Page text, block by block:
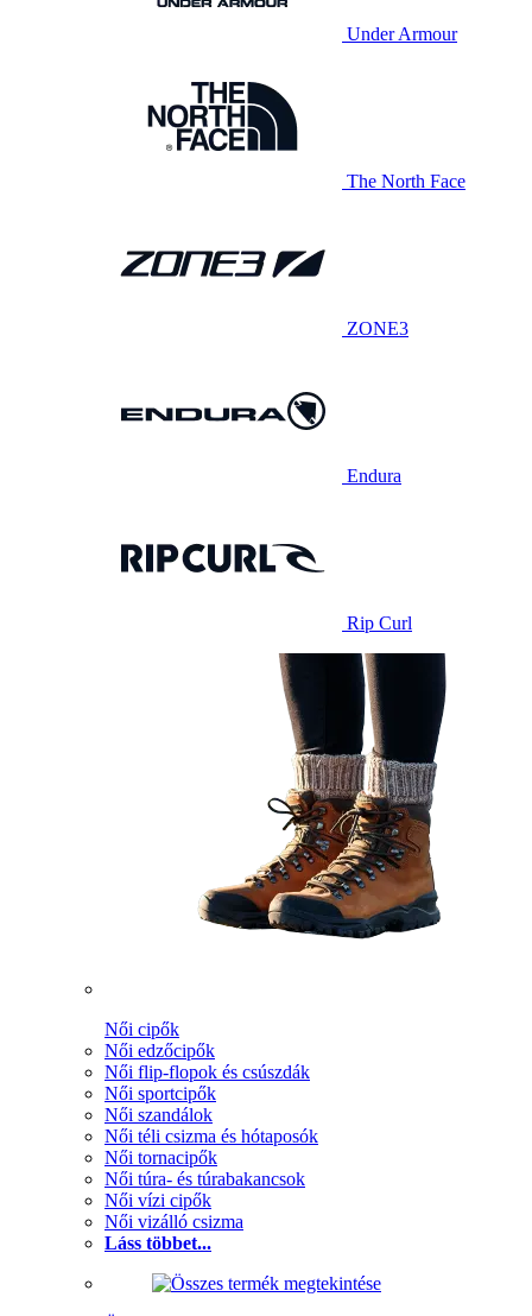
Under Armour
The North Face
ZONE3
Endura
Rip Curl
Női cipők
Női edzőcipők
Női flip-flopok és csúszdák
Női sportcipők
Női szandálok
Női téli csizma és hótaposók
Női tornacipők
Női túra- és túrabakancsok
Női vízi cipők
Női vizálló csizma
Láss többet...